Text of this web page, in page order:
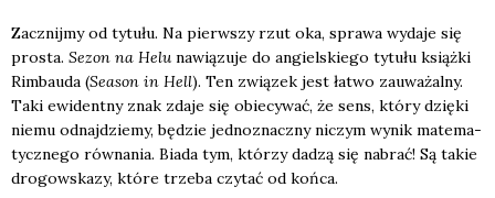
Zacznij­my od tytu­łu. Na pierw­szy rzut oka, spra­wa wyda­je się
pro­sta. Sezon na Helunawią­zu­je do angiel­skie­go tytu­łu książ­ki
Rim­bau­da (Season in Hell). Ten zwią­zek jest łatwo zauwa­żal­ny.
Taki ewi­dent­ny znak zda­je się obie­cy­wać, że sens, któ­ry dzię­ki
nie­mu odnaj­dzie­my, będzie jed­no­znacz­ny niczym wynik mate­ma­
tycz­ne­go rów­na­nia. Bia­da tym, któ­rzy dadzą się nabrać! Są takie
dro­go­wska­zy, któ­re trze­ba czy­tać od koń­ca.